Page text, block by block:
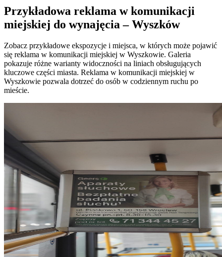
Przykładowa reklama w komunikacji
miejskiej do wynajęcia – Wyszków
Zobacz przykładowe ekspozycje i miejsca, w których może pojawić
się reklama w komunikacji miejskiej w Wyszkowie. Galeria
pokazuje różne warianty widoczności na liniach obsługujących
kluczowe części miasta. Reklama w komunikacji miejskiej w
Wyszkowie pozwala dotrzeć do osób w codziennym ruchu po
mieście.